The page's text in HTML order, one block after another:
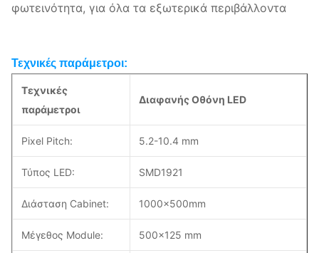
φωτεινότητα, για όλα τα εξωτερικά περιβάλλοντα
Τεχνικές παράμετροι:
Τεχνικές
παράμετροι
Διαφανής Οθόνη LED
Pixel Pitch: 5.2-10.4 mm
Τύπος LED: SMD1921
Διάσταση Cabinet: 1000×500mm
Μέγεθος Module: 500x125 mm